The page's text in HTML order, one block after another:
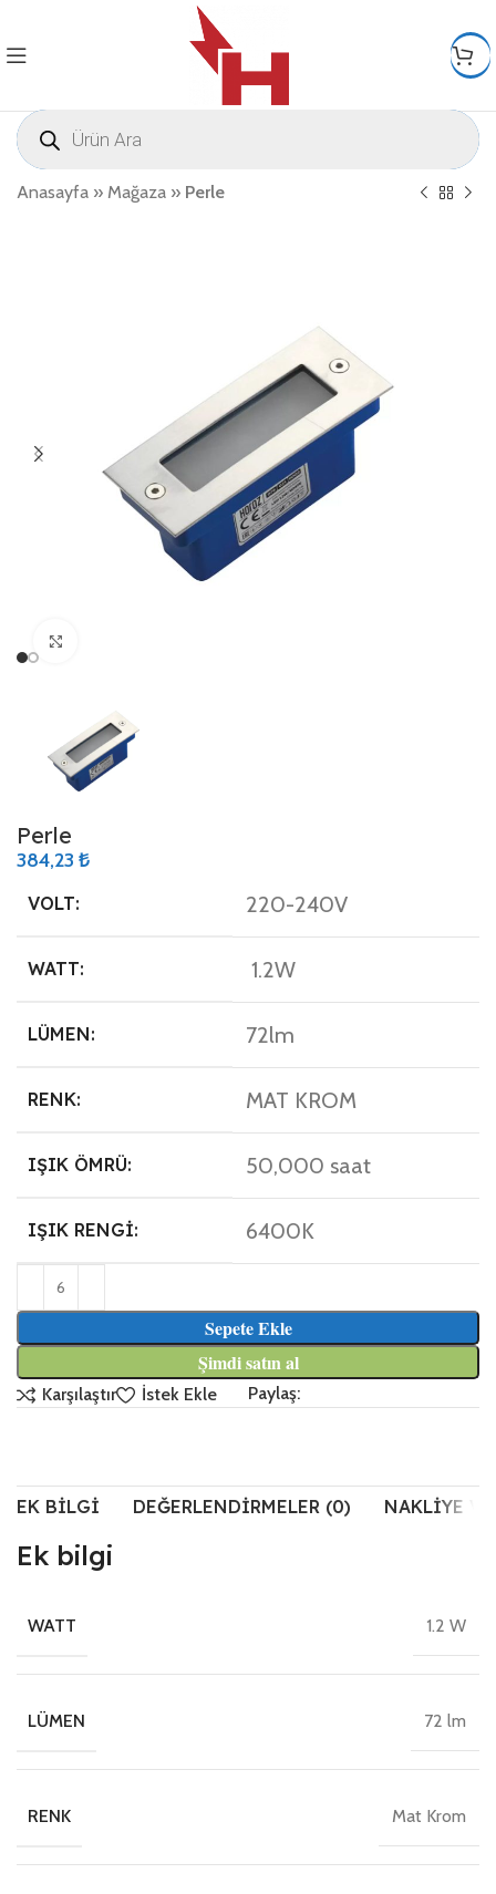
Anasayfa » Mağaza » Perle
Perle
384,23 ₺
VOLT: 220-240V
WATT: 1.2W
LÜMEN: 72lm
RENK: MAT KROM
IŞIK ÖMRÜ: 50,000 saat
IŞIK RENGI: 6400K
Sepete Ekle
Şimdi satın al
Karşılaştır İstek Ekle Paylaş:
EK BILGI DEĞERLENDIRMELER (0) NAKLIYE
Ek bilgi
WATT 1.2 W
LÜMEN 72 lm
RENK Mat Krom